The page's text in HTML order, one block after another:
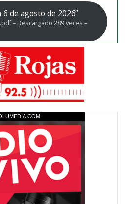
6 de agosto de 2026”
– Descargado 289 veces –